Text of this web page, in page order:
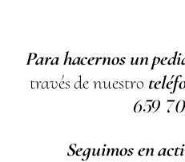
Para hacernos un
través de nuestro
659
Seguimos en